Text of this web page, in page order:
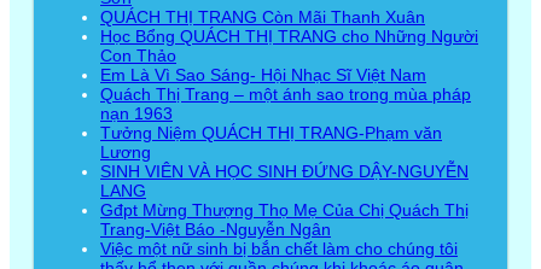
QUÁCH THỊ TRANG Còn Mãi Thanh Xuân
Học Bổng QUÁCH THỊ TRANG cho Những Người
Con Thảo
Em Là Vì Sao Sáng- Hội Nhạc Sĩ Việt Nam
Quách Thị Trang – một ánh sao trong mùa pháp
nạn 1963
Tưởng Niệm QUÁCH THỊ TRANG-Phạm văn
Lương
SINH VIÊN VÀ HỌC SINH ĐỨNG DẬY-NGUYỄN
LANG
Gđpt Mừng Thượng Thọ Mẹ Của Chị Quách Thị
Trang-Việt Báo -Nguyễn Ngân
Việc một nữ sinh bị bắn chết làm cho chúng tôi